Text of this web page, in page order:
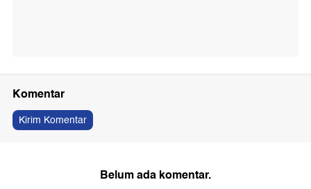
Komentar
Kirim Komentar
Belum ada komentar.